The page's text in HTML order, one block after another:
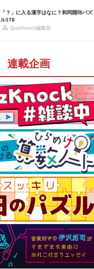
「？」に入る漢字はなに？和同開珎パズ
ル176
QuizKnock編集部
連載企画